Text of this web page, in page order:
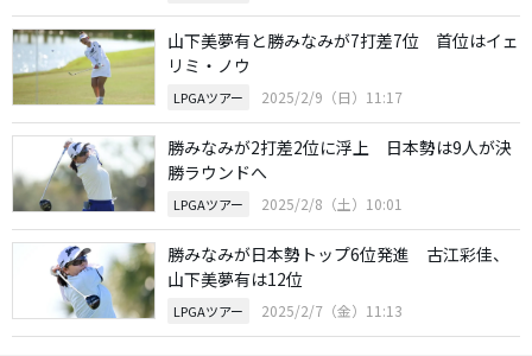
山下美夢有と勝みなみが7打差7位 首位はイェ
リミ・ノウ
LPGAツアー 2025/2/9（日）11:17
勝みなみが2打差2位に浮上 日本勢は9人が決
勝ラウンドへ
LPGAツアー 2025/2/8（土）10:01
勝みなみが日本勢トップ6位発進 古江彩佳、
山下美夢有は12位
LPGAツアー 2025/2/7（金）11:13